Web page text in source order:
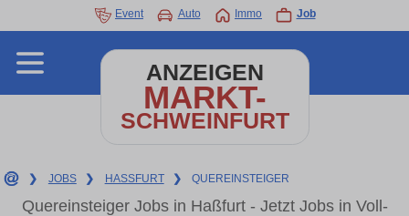
Event Auto Immo Job
ANZEIGEN
MARKT-
SCHWEINFURT
❯ JOBS ❯ HASSFURT ❯ QUEREINSTEIGER
Quereinsteiger Jobs in Haßfurt - Jetzt Jobs in Voll-